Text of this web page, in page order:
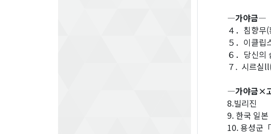
―가야금―
４．침향무(
５．이클립
６．당신의
７. 시르실ll(
―가야금×
8.빌리진
9. 한국 일본
10. 용성군